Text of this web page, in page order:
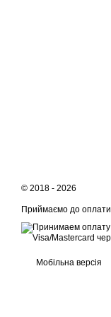
© 2018 - 2026
Приймаємо до оплати
Мобільна версія